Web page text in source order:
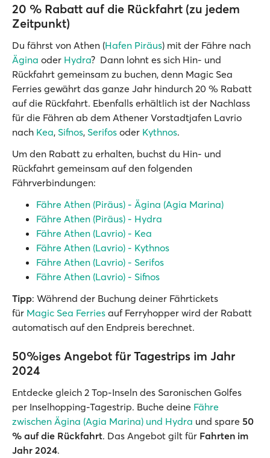
20 % Rabatt auf die Rückfahrt (zu jedem
Zeitpunkt)
Du fährst von Athen (Hafen Piräus) mit der Fähre nach
Ägina oder Hydra? Dann lohnt es sich Hin- und
Rückfahrt gemeinsam zu buchen, denn Magic Sea
Ferries gewährt das ganze Jahr hindurch 20 % Rabatt
auf die Rückfahrt. Ebenfalls erhältlich ist der Nachlass
für die Fähren ab dem Athener Vorstadtjafen Lavrio
nach Kea, Sifnos, Serifos oder Kythnos.
Um den Rabatt zu erhalten, buchst du Hin- und
Rückfahrt gemeinsam auf den folgenden
Fährverbindungen:
Fähre Athen (Piräus) - Ägina (Agia Marina)
Fähre Athen (Piräus) - Hydra
Fähre Athen (Lavrio) - Kea
Fähre Athen (Lavrio) - Kythnos
Fähre Athen (Lavrio) - Serifos
Fähre Athen (Lavrio) - Sifnos
Tipp: Während der Buchung deiner Fährtickets
für Magic Sea Ferries auf Ferryhopper wird der Rabatt
automatisch auf den Endpreis berechnet.
50%iges Angebot für Tagestrips im Jahr
2024
Entdecke gleich 2 Top-Inseln des Saronischen Golfes
per Inselhopping-Tagestrip. Buche deine Fähre
zwischen Ägina (Agia Marina) und Hydra und spare 50
% auf die Rückfahrt. Das Angebot gilt für Fahrten im
Jahr 2024.